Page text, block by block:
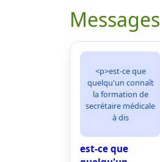
<p>est-ce que
quelqu'un connaît
la formation de
secrétaire médicale
à dis
est-ce que